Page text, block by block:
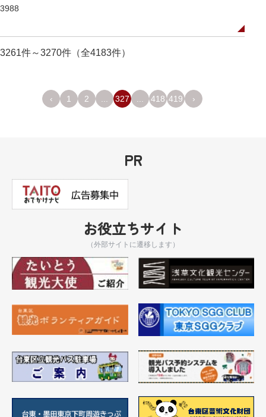
3988
3261件～3270件（全4183件）
‹ 1 2 327 418 419 ›
PR
お役立ちサイト
（外部サイトに遷移します）